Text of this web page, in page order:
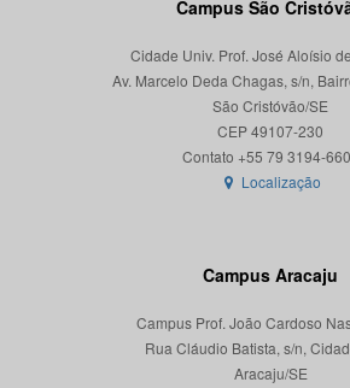
Campus São
Cidade Univ. Prof. José Aloísio
Av. Marcelo Deda Chagas, s/n,
São Cristóvão/SE
CEP 49107-230
Localização
Campus Aracaju
Campus Prof. João Cardoso
Rua Cláudio Batista, s/n,
Aracaju/SE